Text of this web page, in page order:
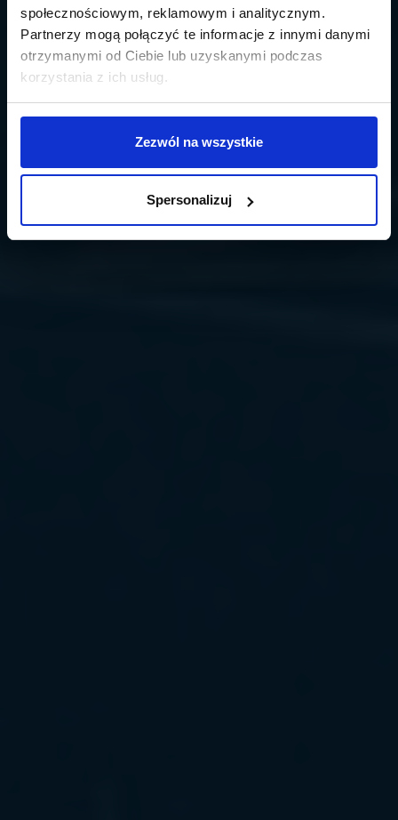
społecznościowym, reklamowym i analitycznym.
Partnerzy mogą połączyć te informacje z innymi danymi
otrzymanymi od Ciebie lub uzyskanymi podczas
korzystania z ich usług.
Zezwól na wszystkie
Spersonalizuj